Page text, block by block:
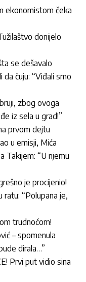
ekonomistom čeka
donijelo
se dešavalo
čuju: “Viđali smo
zbog ovoga
iz sela u grad!”
prvom dejtu
u emisji, Mića
Takijem: “U njemu
je procijenio!
ratu: “Polupana je,
trudnoćom!
– spomenula
dirala…”
Prvi put vidio sina